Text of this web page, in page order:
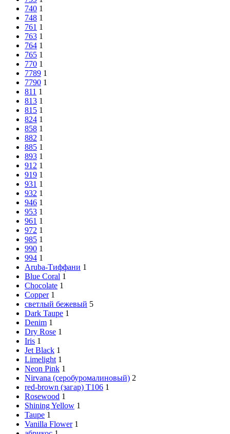
740 1
748 1
761 1
763 1
764 1
765 1
770 1
7789 1
7790 1
811 1
813 1
815 1
824 1
858 1
882 1
885 1
893 1
912 1
919 1
931 1
932 1
946 1
953 1
961 1
972 1
985 1
990 1
994 1
Aruba-Тиффани 1
Blue Coral 1
Chocolate 1
Copper 1
cветлый бежевый 5
Dark Taupe 1
Denim 1
Dry Rose 1
Iris 1
Jet Black 1
Limelight 1
Neon Pink 1
Nirvana (серобуромалиновый) 2
red-brown (загар) Т106 1
Rosewood 1
Shining Yellow 1
Taupe 1
Vanilla Flower 1